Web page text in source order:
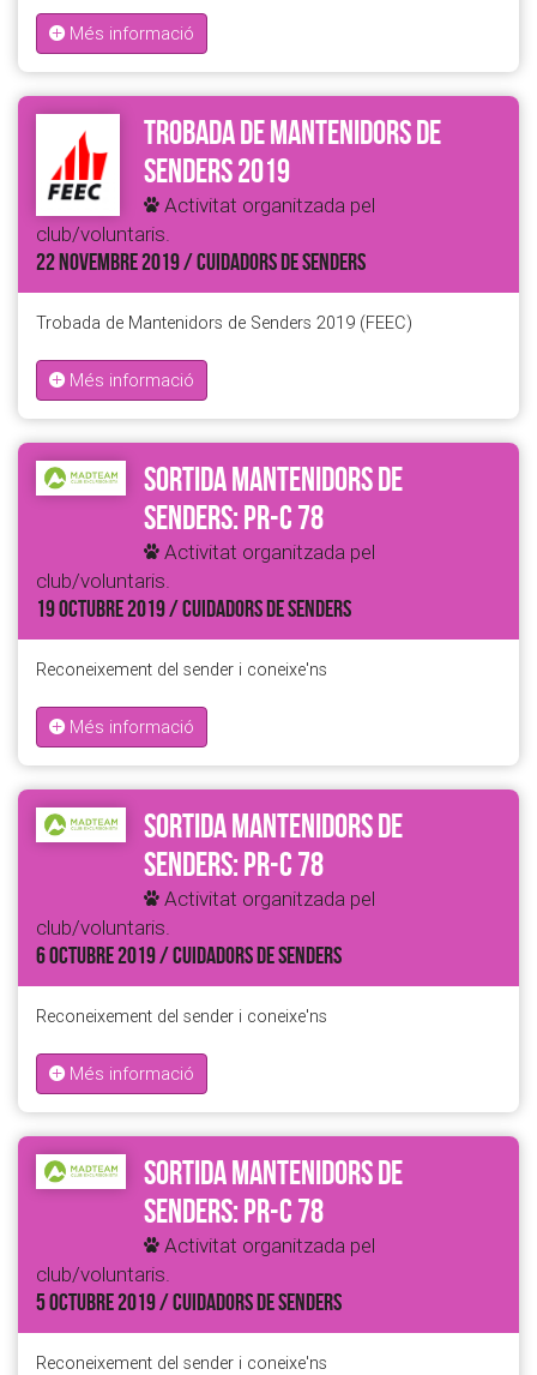
Més informació
Trobada de Mantenidors de
Senders 2019
Activitat organitzada pel
club/voluntaris.
22 NOVEMBRE 2019 / CUIDADORS DE SENDERS
Trobada de Mantenidors de Senders 2019 (FEEC)
Més informació
Sortida Mantenidors de
Senders: PR-C 78
Activitat organitzada pel
club/voluntaris.
19 OCTUBRE 2019 / CUIDADORS DE SENDERS
Reconeixement del sender i coneixe'ns
Més informació
Sortida Mantenidors de
Senders: PR-C 78
Activitat organitzada pel
club/voluntaris.
6 OCTUBRE 2019 / CUIDADORS DE SENDERS
Reconeixement del sender i coneixe'ns
Més informació
Sortida Mantenidors de
Senders: PR-C 78
Activitat organitzada pel
club/voluntaris.
5 OCTUBRE 2019 / CUIDADORS DE SENDERS
Reconeixement del sender i coneixe'ns